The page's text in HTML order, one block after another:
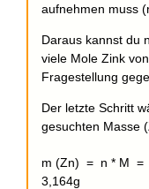
aufnehmen muss
Daraus kannst du
viele Mole Zink
Fragestellung
Der letzte Schritt
gesuchten Masse
m (Zn) = n * M =
3,164g